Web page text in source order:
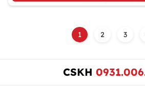
1 2 3
CSKH